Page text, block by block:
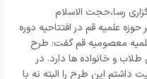
رسا،حجت الاسلام
علمیه قم در افتتاحیه دوره
معصومیه قم گفت: طرح
و خانواده ها دارد. در
این طرح را البته نه با